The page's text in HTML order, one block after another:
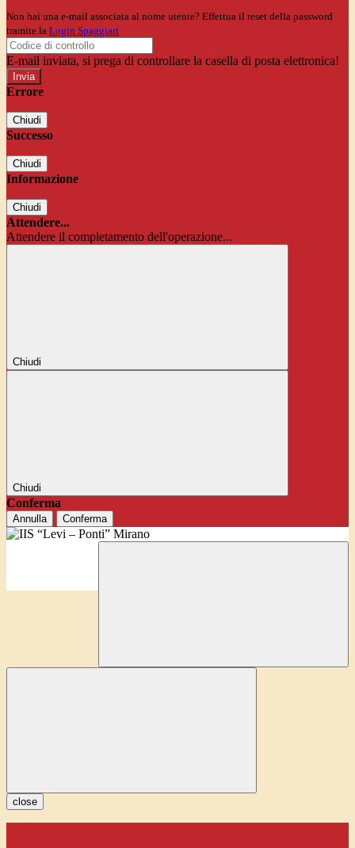
Non hai una e-mail associata al nome utente? Effettua il reset della password
tramite la Login Spaggiari
E-mail inviata, si prega di controllare la casella di posta elettronica!
Errore
Chiudi
Successo
Chiudi
Informazione
Chiudi
Attendere...
Attendere il completamento dell'operazione...
Chiudi
Chiudi
Conferma
Annulla Conferma
close